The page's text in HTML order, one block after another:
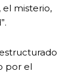
el misterio,
por el